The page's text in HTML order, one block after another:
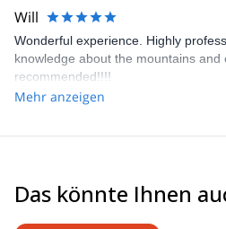
climbing, sport climbing and multi
Will
Wonderful experience. Highly
knowledge about the mountains and
recommended!!!!
Mehr anzeigen
Das könnte Ihnen